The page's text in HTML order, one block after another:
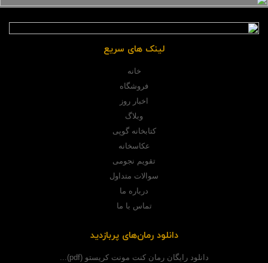
لینک های سریع
خانه
فروشگاه
اخبار روز
وبلاگ
کتابخانه گوپی
عکاسخانه
تقویم نجومی
سوالات متداول
درباره ما
تماس با ما
دانلود رمان‌های پربازدید
دانلود رایگان رمان کنت مونت کریستو (pdf)...